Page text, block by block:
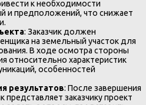
к необходимости
и предположений, что снижает
: Заказчик должен
на земельный участок для
В ходе осмотра стороны
относительно характеристик
особенностей
результатов: После завершения
заказчику проект